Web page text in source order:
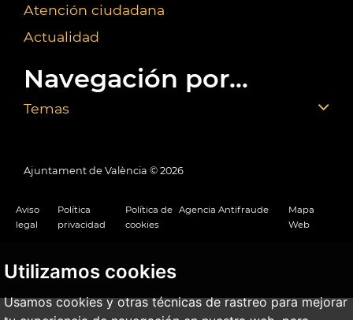
Utilizamos cookies
Usamos cookies y otras técnicas de rastreo para mejorar
Atención ciudadana
Actualidad
Navegación por...
Temas
Ajuntament de València © 2026
Aviso
legal
Política
privacidad
Política de
cookies
Agencia Antifraude
Mapa
Web